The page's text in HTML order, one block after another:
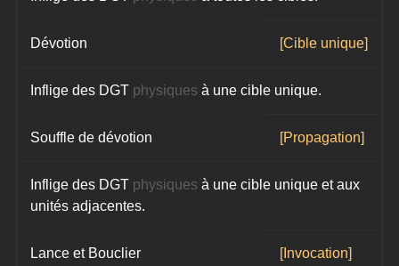
Dévotion [Cible unique]
Inflige des DGT physiques à une cible unique.
Souffle de dévotion [Propagation]
Inflige des DGT physiques à une cible unique et aux
unités adjacentes.
Lance et Bouclier [Invocation]